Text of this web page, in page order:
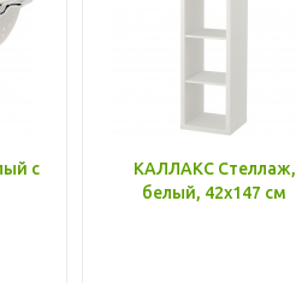
с
КАЛЛАКС Стеллаж,
белый, 42x147 см